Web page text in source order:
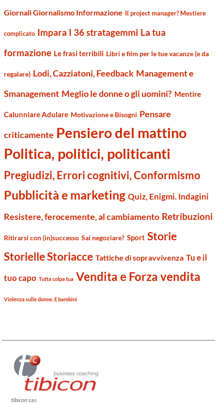
Giornali Giornalismo Informazione Il project manager? Mestiere
complicato Impara I 36 stratagemmi La tua
formazione Le frasi terribili Libri e film per le tue vacanze (e da
regalare) Lodi, Cazziatoni, Feedback Management e
Smanagement Meglio le donne o gli uomini? Mentire
Calunniare Adulare Motivazione e Bisogni Pensare
criticamente Pensiero del mattino
Politica, politici, politicanti
Pregiudizi, Errori cognitivi, Conformismo
Pubblicità e marketing Quiz, Enigmi. Indagini
Resistere, ferocemente, al cambiamento Retribuzioni
Ritirarsi con (in)successo Sai negoziare? Sport Storie
Storielle Storiacce Tattiche di sopravvivenza Tu e il
tuo capo Tutta colpa tua Vendita e Forza vendita
Violenza sulle donne. E bambini
tibicon sas